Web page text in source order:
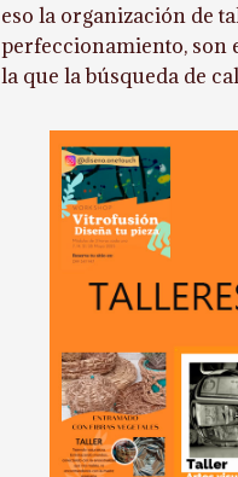
eso la organización de
perfeccionamiento, son
la que la búsqueda de